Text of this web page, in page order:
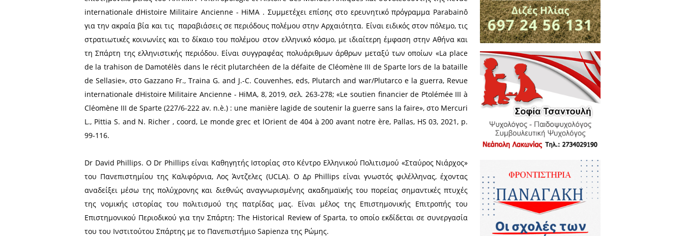
πετύχω αυτό θυσίασα την καριέρα μου πηγαίνοντας κάθε καλοκαίρι εδώ και 40 χρόνια σ’ όλα τα σημεία του
αρχαίου κράτους των Λακεδαιμονίων για να δω η ίδια, να φωτογραφίσω, να καταλάβω. Αυτή ήταν η χαρά της
έρευνας και η ελευθερία που είχα να είμαι αυτόνομη και ανεξάρτητη, η χαρά της ζωής».
Ενδεικτικά αναφέρουμε μέρος των συγγραμμάτων της Dr Christien: Sparte : Géographie, mythes et histoire /
Françoise Ruzé, Jacqueline Christien / Paris : Cairn , 2016, Quelques réflexion à propos de limage de la femme
spartiate dans Aristophane / Jacqueline Christien / [Lieu de publication inconnu] : [éditeur inconnu] , [1985 ?],
Sparte : histoire, mythes, géographie / Françoise Ruzé et Jacqueline Christien / 2e édition revue et augmentée /
Malakoff : Armand Colin , DL 2017, Léonidas : histoire et mémoire dun sacrifice / Jacqueline Christien, Yohann Le
Tallec / Paris : Ellipses , DL 2013, Sparte et le concept de symmachie / Jacqueline Christien / Athēna : Ekdoseis
Alexandreia , 2007, La loi d’Epitadeus : un aspect de l’histoire économique et sociale à Sparte / par Jacqueline
Christien / Paris : Sirey , 1974.
Dr Jean Christophe Couvenhes. Ο Dr Couvenhes είναι διδάκτωρ ελληνικής ιστορίας και λέκτορας ελληνικής